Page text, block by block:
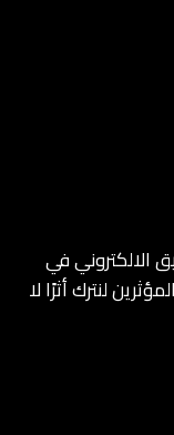
الالكتروني في
لنترك أثرًا لا